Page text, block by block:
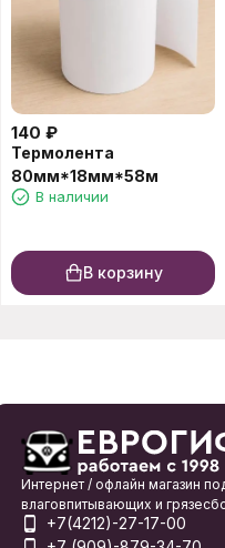
140 ₽
Термолента
80мм*18мм*58м
В наличии
В корзину
Интернет / офлайн магазин
влаговпитывающих и
+7(4212)-27-17-00